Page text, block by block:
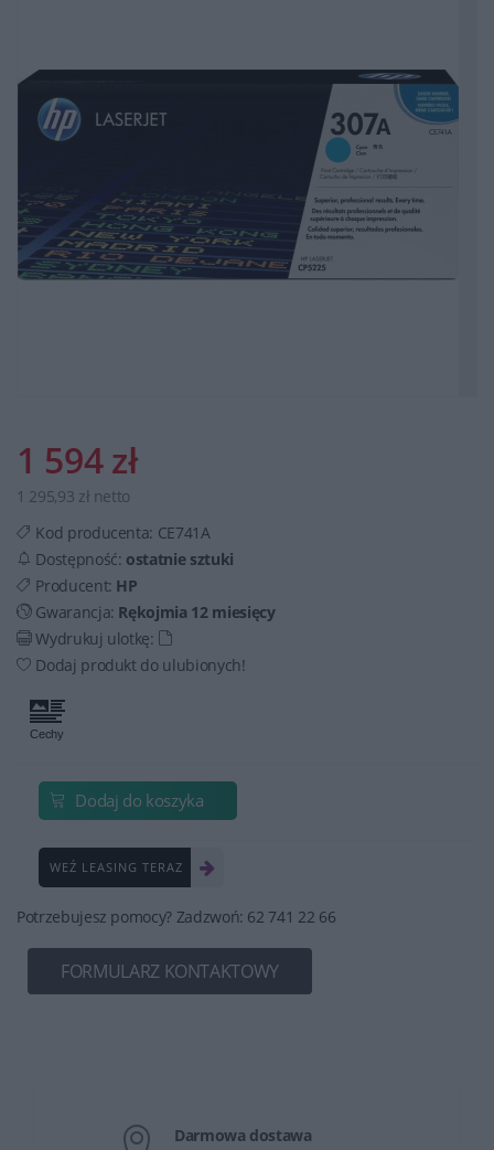
1 594 zł
1 295,93 zł netto
Kod producenta: CE741A
Dostępność: ostatnie sztuki
Producent: HP
Gwarancja: Rękojmia 12 miesięcy
Wydrukuj ulotkę:
Dodaj produkt do ulubionych!
Dodaj do koszyka
WEŹ LEASING TERAZ
Potrzebujesz pomocy? Zadzwoń: 62 741 22 66
FORMULARZ KONTAKTOWY
Darmowa dostawa